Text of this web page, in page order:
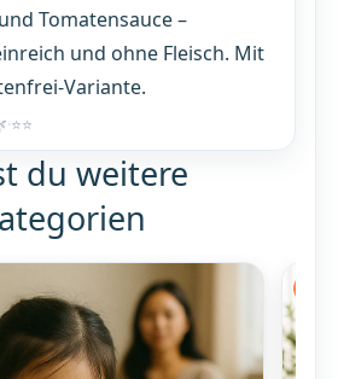
Tomatensauce –
und ohne Fleisch. Mit
Variante.
·⭐⭐
du weitere